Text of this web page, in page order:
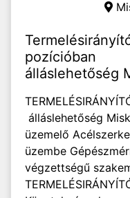
pozícióban
álláslehetőség
álláslehetőség
üzemelő
üzembe
végzettségű